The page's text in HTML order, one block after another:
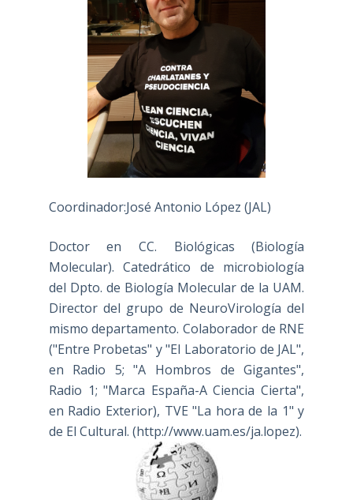
Coordinador:José Antonio López (JAL)
Doctor en CC. Biológicas (Biología
Molecular). Catedrático de microbiología
del Dpto. de Biología Molecular de la UAM.
Director del grupo de NeuroVirología del
mismo departamento. Colaborador de RNE
("Entre Probetas" y "El Laboratorio de JAL",
en Radio 5; "A Hombros de Gigantes",
Radio 1; "Marca España-A Ciencia Cierta",
en Radio Exterior), TVE "La hora de la 1" y
de El Cultural. (http://www.uam.es/ja.lopez).